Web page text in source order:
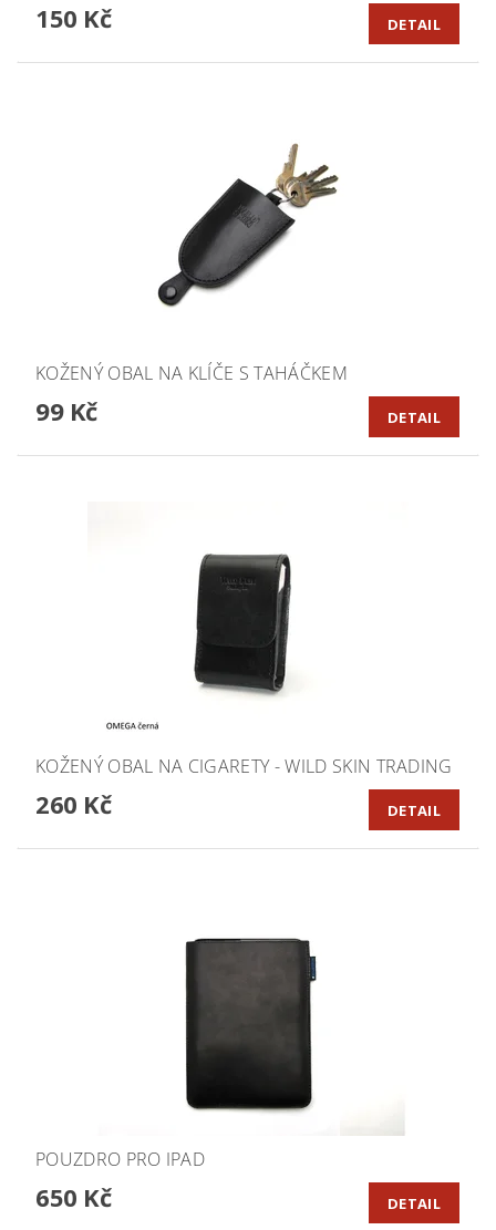
150 Kč DETAIL
KOŽENÝ OBAL NA KLÍČE S TAHÁČKEM
99 Kč DETAIL
KOŽENÝ OBAL NA CIGARETY - WILD SKIN TRADING
260 Kč DETAIL
POUZDRO PRO IPAD
650 Kč DETAIL